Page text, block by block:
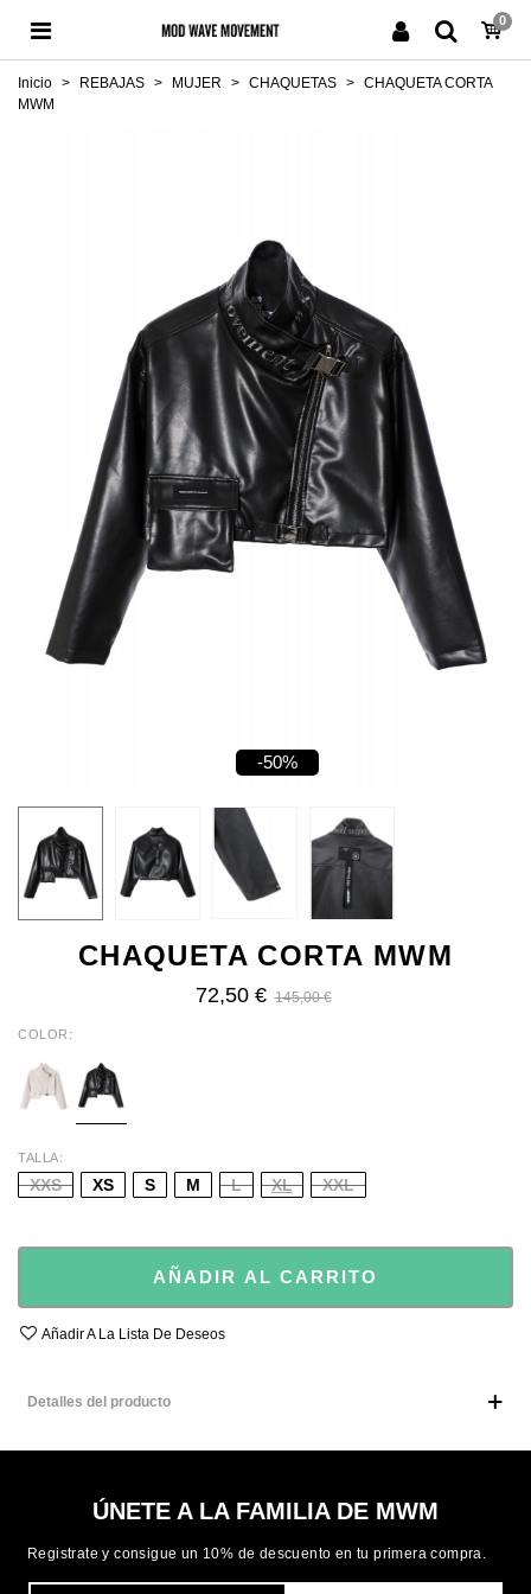
0
Inicio > REBAJAS > MUJER > CHAQUETAS > CHAQUETA CORTA
MWM
-50%
CHAQUETA CORTA MWM
72,50 € 145,00 €
COLOR
TALLA
XXS XS S M L XL XXL
AÑADIR AL CARRITO
Añadir A La Lista De Deseos
Detalles del producto
ÚNETE A LA FAMILIA DE MWM
Registrate y consigue un 10% de descuento en tu primera compra.